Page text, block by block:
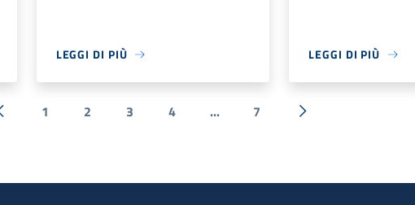
LEGGI DI PIÙ LEGGI DI PIÙ
« Precedente
1 2 3 4 ... 7
Successiva »